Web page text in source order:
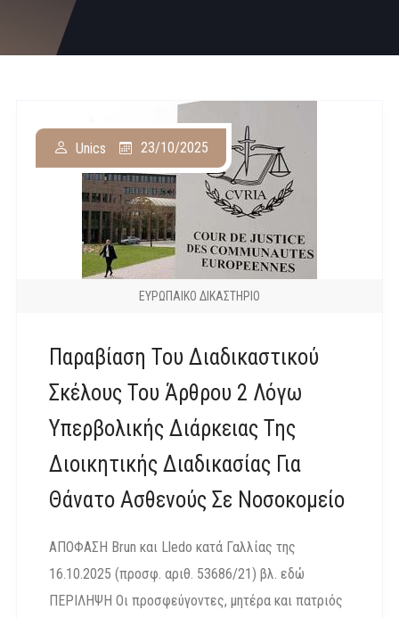
ΕΥΡΩΠΑΙΚΟ ΔΙΚΑΣΤΗΡΙΟ
Παραβίαση Του Διαδικαστικού
Σκέλους Του Άρθρου 2 Λόγω
Υπερβολικής Διάρκειας Της
Διοικητικής Διαδικασίας Για
Θάνατο Ασθενούς Σε Νοσοκομείο
Unics 23/10/2025
ΑΠΟΦΑΣΗ Brun και Lledo κατά Γαλλίας της
16.10.2025 (προσφ. αριθ. 53686/21) βλ. εδώ
ΠΕΡΙΛΗΨΗ Οι προσφεύγοντες, μητέρα και πατριός